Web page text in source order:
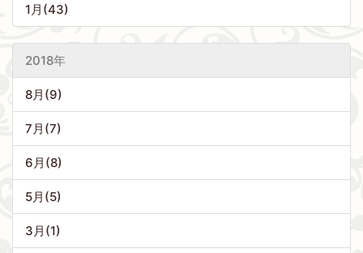
1月(43)
2018年
8月(9)
7月(7)
6月(8)
5月(5)
3月(1)